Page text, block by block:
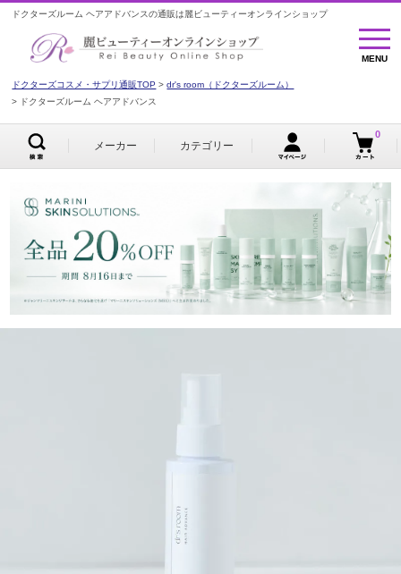
ドクターズルーム ヘアアドバンスの通販は麗ビューティーオンラインショップ
MENU
MENU
ドクターズコスメ・サプリ通販TOP
dr's room（ドクターズルーム）
ドクターズルーム ヘアアドバンス
メーカー カテゴリー
0